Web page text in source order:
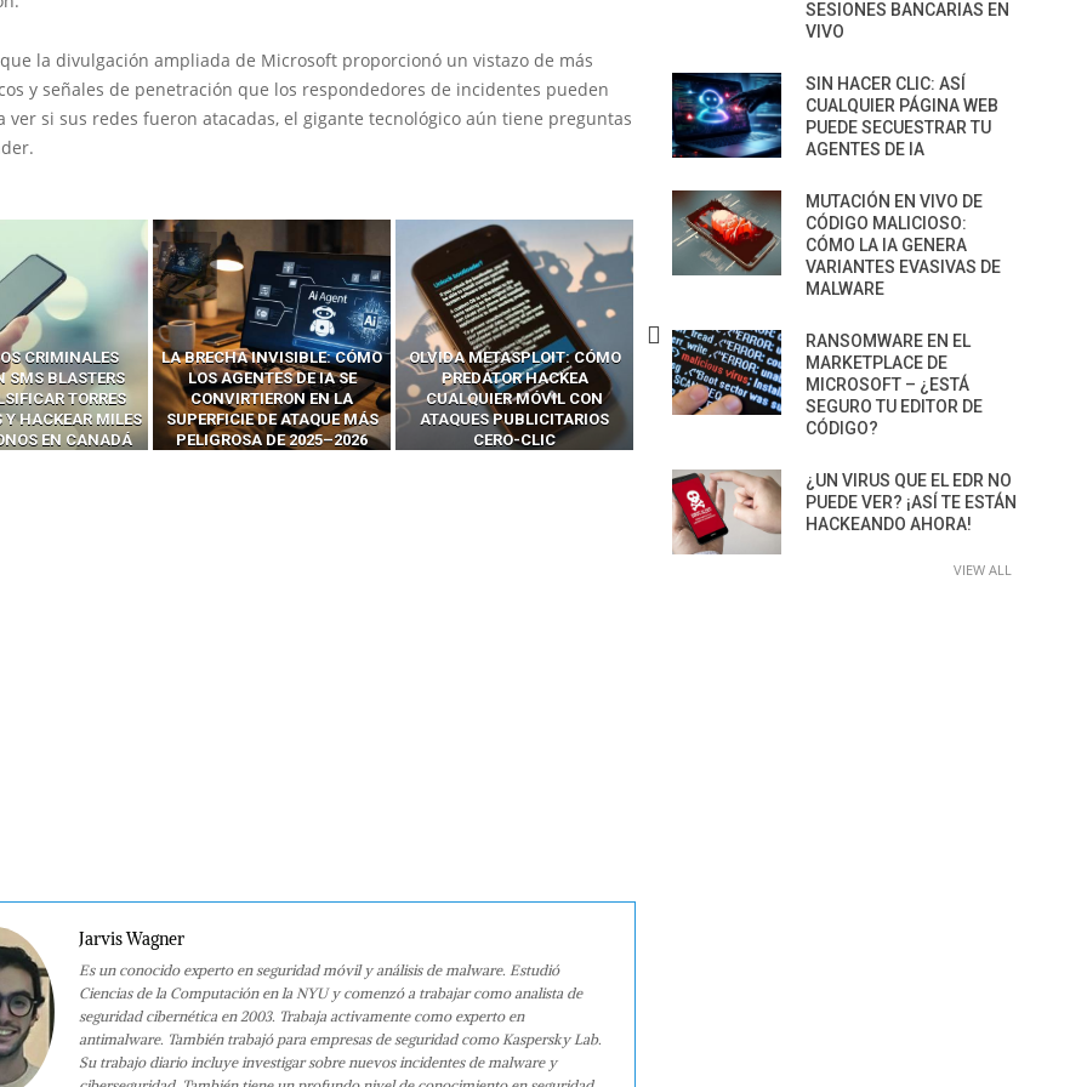
la divulgación ampliada de Microsoft proporcionó un vistazo de más
y señales de penetración que los respondedores de incidentes pueden
ver si sus redes fueron atacadas, el gigante tecnológico aún tiene preguntas
INVISIBLE: CÓMO
DE IA SE
EN LA
DE ATAQUE MÁS
DE 2025–2026
OLVIDA METASPLOIT: CÓMO
PREDATOR HACKEA
CUALQUIER MÓVIL CON
ATAQUES PUBLICITARIOS
CERO-CLIC
CÓMO LOS HACKERS
INTERCEPTAN OTPS Y
LLAMADAS MÓVILES SIN
‘HACKEAR’ — EL INCREÍBLE
PODER DE LOS SIM BOXES”
13 TÉCNICAS
RIDÍCULAMENTE FÁCILES
PARA HACKEAR Y EXPLOTAR
NAVEGADORES DE IA
CÓMO LOS HACKERS
MANIPULAN GITHUB
COPILOT DENTRO DE VS
Jarvis Wagner
Es un conocido experto en seguridad móvil y análisis de malware. Estudió
Ciencias de la Computación en la NYU y comenzó a trabajar como analista de
seguridad cibernética en 2003. Trabaja activamente como experto en
antimalware. También trabajó para empresas de seguridad como Kaspersky Lab.
Su trabajo diario incluye investigar sobre nuevos incidentes de malware y
SESIONES BANCARIAS EN
VIVO
SIN HACER CLIC: ASÍ
CUALQUIER PÁGINA WEB
PUEDE SECUESTRAR TU
AGENTES DE IA
MUTACIÓN EN VIVO DE
CÓDIGO MALICIOSO:
CÓMO LA IA GENERA
VARIANTES EVASIVAS DE
MALWARE
RANSOMWARE EN EL
MARKETPLACE DE
MICROSOFT – ¿ESTÁ
SEGURO TU EDITOR DE
CÓDIGO?
¿UN VIRUS QUE EL EDR NO
PUEDE VER? ¡ASÍ TE ESTÁN
HACKEANDO AHORA!
VIEW ALL